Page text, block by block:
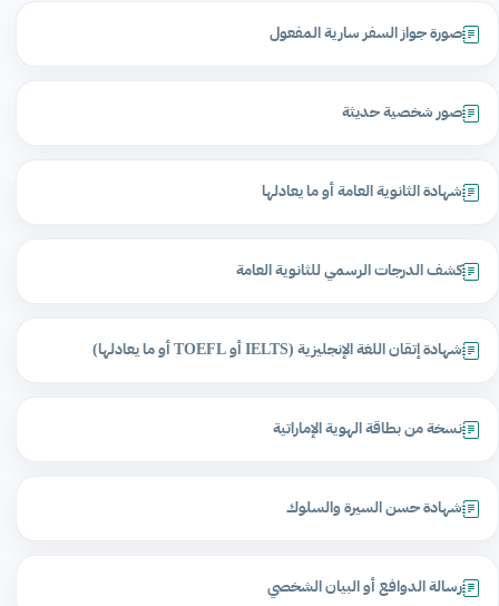
صورة جواز السفر سارية المفعول
صور شخصية حديثة
شهادة الثانوية العامة أو ما يعادلها
كشف الدرجات الرسمي للثانوية العامة
شهادة إتقان اللغة الإنجليزية (IELTS أو TOEFL أو ما يعادلها)
نسخة من بطاقة الهوية الإماراتية
شهادة حسن السيرة والسلوك
رسالة الدوافع أو البيان الشخصي